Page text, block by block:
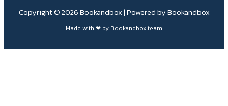
Copyright © 2026 Bookandbox | Powered by Bookandbox
Made with ❤ by Bookandbox team